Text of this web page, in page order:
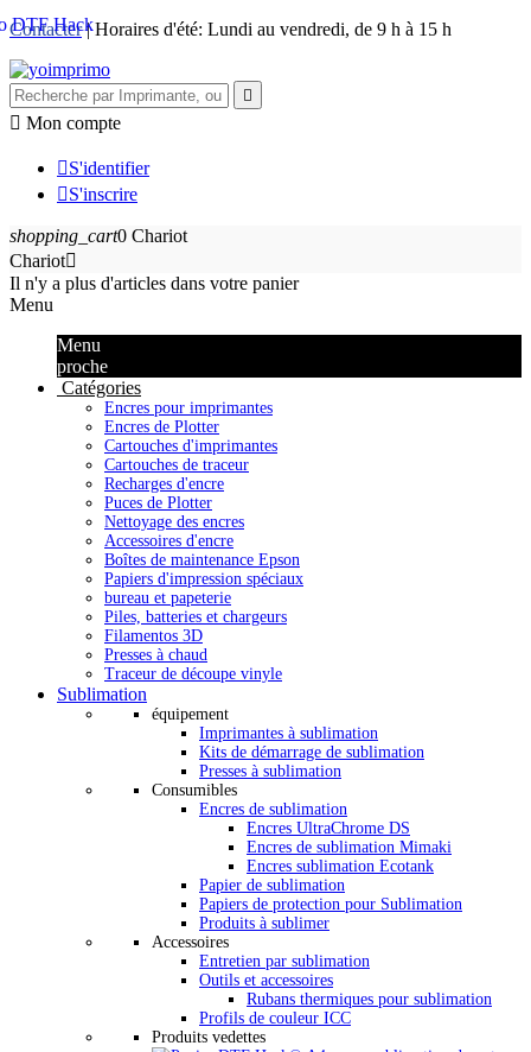
Contacter| Horaires d'été: Lundi au vendredi, de 9 h à 15 h

 Mon compte
S'identifier
S'inscrire
shopping_cart0 Chariot
Chariot
Il n'y a plus d'articles dans votre panier
Menu
Menu
proche
Catégories
Encres pour imprimantes
Encres de Plotter
Cartouches d'imprimantes
Cartouches de traceur
Recharges d'encre
Puces de Plotter
Nettoyage des encres
Accessoires d'encre
Boîtes de maintenance Epson
Papiers d'impression spéciaux
bureau et papeterie
Piles, batteries et chargeurs
Filamentos 3D
Presses à chaud
Traceur de découpe vinyle
Sublimation
équipement
Imprimantes à sublimation
Kits de démarrage de sublimation
Presses à sublimation
Consumibles
Encres de sublimation
Encres UltraChrome DS
Encres de sublimation Mimaki
Encres sublimation Ecotank
Papier de sublimation
Papiers de protection pour Sublimation
Produits à sublimer
Accessoires
Entretien par sublimation
Outils et accessoires
Rubans thermiques pour sublimation
Profils de couleur ICC
Produits vedettes